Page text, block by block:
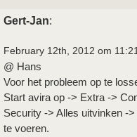
Gert-Jan:
February 12th, 2012 om
@ Hans
Voor het probleem op te
Start avira op -> Extra ->
Security -> Alles uitvinken -
te voeren.